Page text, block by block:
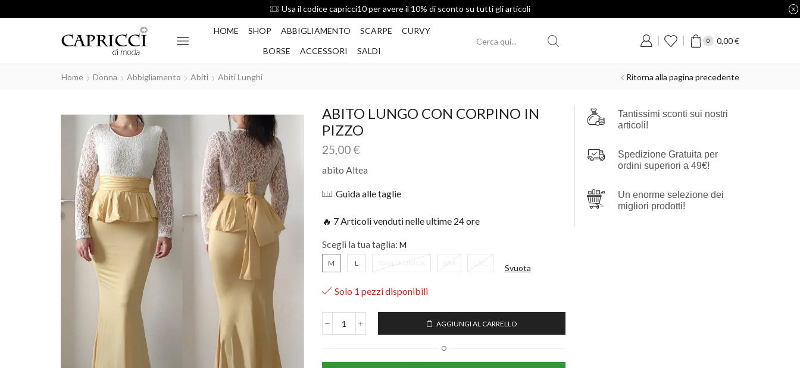
Spedizione Gratis per ordini superiori a 49€
HOME SHOP ABBIGLIAMENTO SCARPE
CURVY
BORSE
ACCESSORI SALDI
0 0,00€
Home Donna Abbigliamento Abiti Abiti Lunghi Ritorna alla pagina precedente
ABITO LUNGO CON CORPINO IN
PIZZO
25,00€
abito Altea
Guida alle taglie
🔥 7 Articoli venduti nelle ultime 24 ore
Scegli la tua taglia:
M L TAGLIA UNICA S/M L/XL Svuota
Solo 1 pezzi disponibili
AGGIUNGI AL CARRELLO
O
Tantissimi sconti sui nostri
articoli!
Spedizione Gratuita per
ordini superiori a 49€!
Un enorme selezione dei
migliori prodotti!